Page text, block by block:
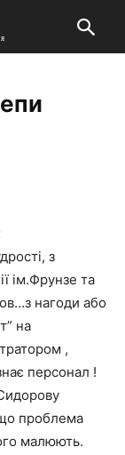
з
ім.Фрунзе та
нагоди або
на
,
персонал !
проблема
малюють.